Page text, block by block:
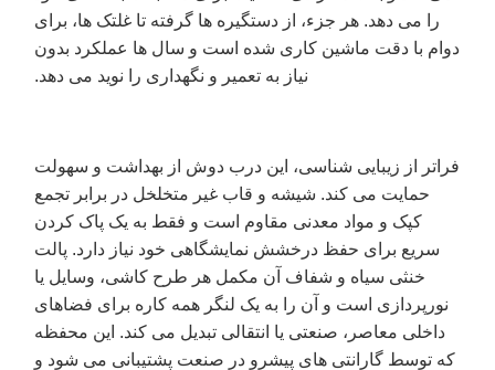
را می دهد. هر جزء، از دستگیره ها گرفته تا غلتک ها، برای
دوام با دقت ماشین کاری شده است و سال ها عملکرد بدون
نیاز به تعمیر و نگهداری را نوید می دهد.
فراتر از زیبایی شناسی، این درب دوش از بهداشت و سهولت
حمایت می کند. شیشه و قاب غیر متخلخل در برابر تجمع
کپک و مواد معدنی مقاوم است و فقط به یک پاک کردن
سریع برای حفظ درخشش نمایشگاهی خود نیاز دارد. پالت
خنثی سیاه و شفاف آن مکمل هر طرح کاشی، وسایل یا
نورپردازی است و آن را به یک لنگر همه کاره برای فضاهای
داخلی معاصر، صنعتی یا انتقالی تبدیل می کند. این محفظه
که توسط گارانتی های پیشرو در صنعت پشتیبانی می شود و